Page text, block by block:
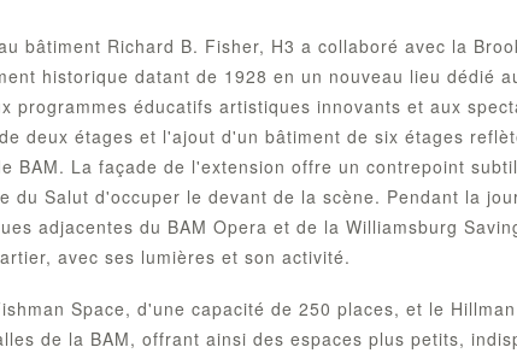
bâtiment Richard B. Fisher, H3 a collaboré avec la
historique datant de 1928 en un nouveau lieu dédié
programmes éducatifs artistiques innovants et aux
deux étages et l'ajout d'un bâtiment de six étages
BAM. La façade de l'extension offre un contrepoint
du Salut d'occuper le devant de la scène. Pendant la
adjacentes du BAM Opera et de la Williamsburg
avec ses lumières et son activité.
Space, d'une capacité de 250 places, et le
de la BAM, offrant ainsi des espaces plus petits,